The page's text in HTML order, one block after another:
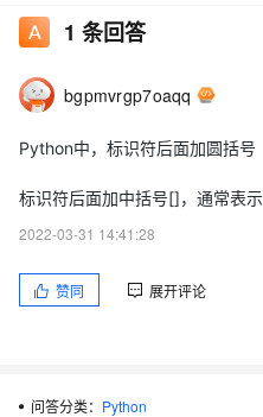
1 条回答
bgpmvrgp7oaqq
Python中，标识符后面加圆括号
标识符后面加中括号[]，通常表示
2022-03-31 14:41:28
赞同 展开评论
问答分类： Python